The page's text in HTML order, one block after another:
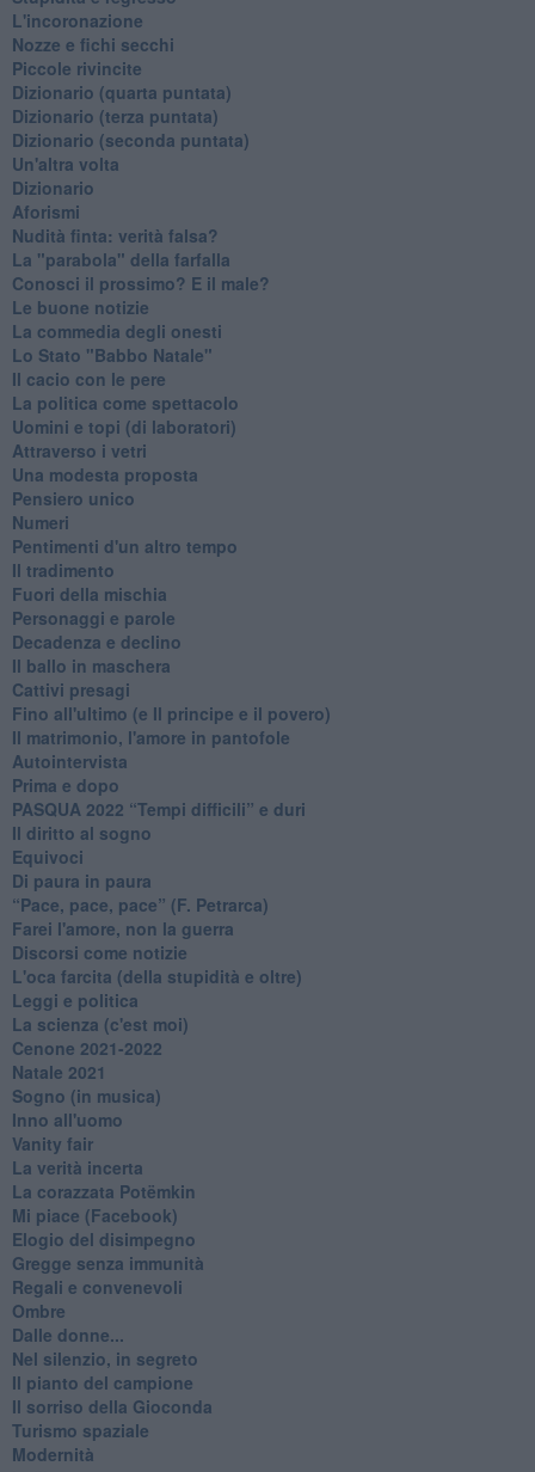
L'incoronazione
Nozze e fichi secchi
Piccole rivincite
​Dizionario (quarta puntata)
​Dizionario (terza puntata)
​Dizionario (seconda puntata)
Un'altra volta
Dizionario
Aforismi
Nudità finta: verità falsa?
La "parabola" della farfalla
Conosci il prossimo? E il male?
Le buone notizie
La commedia degli onesti
Lo Stato "Babbo Natale"
Il cacio con le pere
La politica come spettacolo
Uomini e topi (di laboratori)
Attraverso i vetri
Una modesta proposta
Pensiero unico
Numeri
Pentimenti d'un altro tempo
Il tradimento
Fuori della mischia
Personaggi e parole
Decadenza e declino
Il ballo in maschera
Cattivi presagi
Fino all'ultimo (e Il principe e il povero)
Il matrimonio, l'amore in pantofole
Autointervista
Prima e dopo
​PASQUA 2022 “Tempi difficili” e duri
Il diritto al sogno
Equivoci
Di paura in paura
​“Pace, pace, pace” (F. Petrarca)
Farei l'amore, non la guerra
Discorsi come notizie
L'oca farcita (della stupidità e oltre)
Leggi e politica
La scienza (c'est moi)
Cenone 2021-2022
Natale 2021
Sogno (in musica)
Inno all'uomo
Vanity fair
La verità incerta
La corazzata Potëmkin
Mi piace (Facebook)
Elogio del disimpegno
Gregge senza immunità
Regali e convenevoli
Ombre
Dalle donne...
Nel silenzio, in segreto
Il pianto del campione
Il sorriso della Gioconda
Turismo spaziale
Modernità